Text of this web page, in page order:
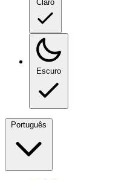
Claro
Escuro
Português